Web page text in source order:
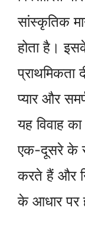
सांस्कृतिक
होता है।
प्राथमिकता
प्यार और
यह विवाह
एक-दूसरे के
करते हैं और
के आधार पर